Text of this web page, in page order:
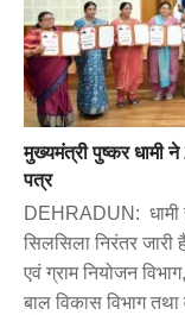
मुख्यमंत्री पुष्कर धामी
पत्र
DEHRADUN: धामी
सिलसिला निरंतर जारी
एवं ग्राम नियोजन
बाल विकास विभाग